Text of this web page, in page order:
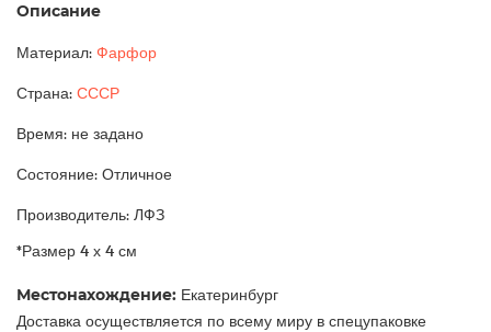
Описание
Материал: Фарфор
Страна: СССР
Время: не задано
Состояние: Отличное
Производитель: ЛФЗ
*Размер 4 х 4 см
Местонахождение: Екатеринбург
Доставка осуществляется по всему миру в спецупаковке